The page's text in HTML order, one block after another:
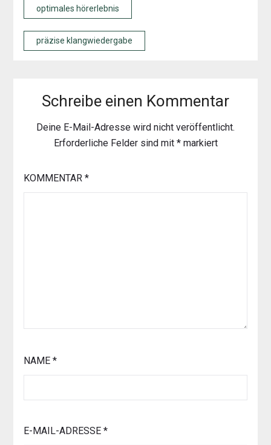
optimales hörerlebnis
präzise klangwiedergabe
Schreibe einen Kommentar
Deine E-Mail-Adresse wird nicht veröffentlicht.
Erforderliche Felder sind mit *markiert
KOMMENTAR *
NAME *
E-MAIL-ADRESSE *